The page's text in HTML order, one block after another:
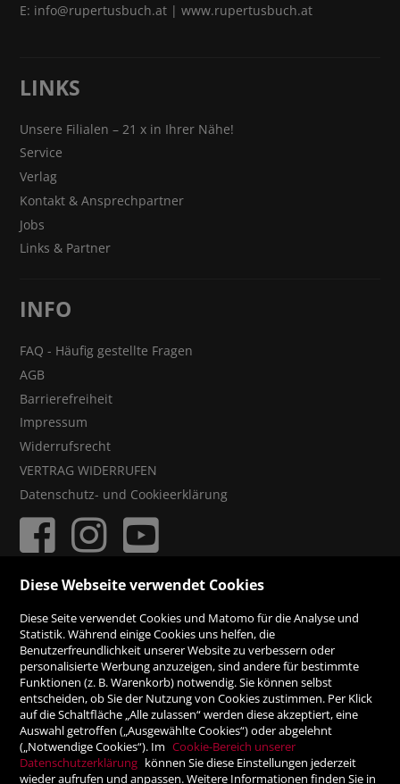
E: info@rupertusbuch.at |www.rupertusbuch.at
LINKS
Unsere Filialen – 21 x in Ihrer Nähe!
Service
Verlag
Kontakt & Ansprechpartner
Jobs
Links & Partner
INFO
FAQ - Häufig gestellte Fragen
AGB
Barrierefreiheit
Impressum
Widerrufsrecht
VERTRAG WIDERRUFEN
Datenschutz- und Cookieerklärung
Rechnung
Vorauskasse
SICHER ONLINE SHOPPEN!
Diese Webseite verwendet Cookies
Diese Seite verwendet Cookies und Matomo für die Analyse und
Statistik. Während einige Cookies uns helfen, die
Benutzerfreundlichkeit unserer Website zu verbessern oder
personalisierte Werbung anzuzeigen, sind andere für bestimmte
Funktionen (z. B. Warenkorb) notwendig. Sie können selbst
entscheiden, ob Sie der Nutzung von Cookies zustimmen. Per Klick
auf die Schaltfläche „Alle zulassen“ werden diese akzeptiert, eine
Auswahl getroffen („Ausgewählte Cookies“) oder abgelehnt
(„Notwendige Cookies“). Im Cookie-Bereich unserer
Datenschutzerklärung können Sie diese Einstellungen jederzeit
wieder aufrufen und anpassen. Weitere Informationen finden Sie in